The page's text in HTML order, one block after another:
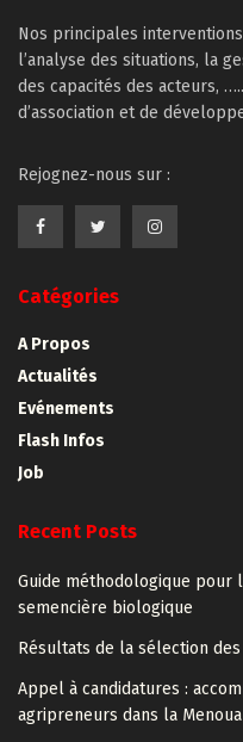
Nos principales
l’analyse des situations, la
des capacités des acteurs,
d’association et de
Rejognez-nous sur :
Catégories
A Propos
Actualités
Evénements
Flash Infos
Job
Recent Posts
Guide méthodologique pour
semencière biologique
Résultats de la sélection des
Appel à candidatures :
agripreneurs dans la